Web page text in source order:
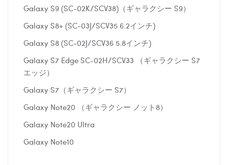
Galaxy S9 (SC-02K/SCV38)（ギャラクシー S9）
Galaxy S8+ (SC-03J/SCV35 6.2インチ)
Galaxy S8 (SC-02J/SCV36 5.8インチ)
Galaxy S7 Edge SC-02H/SCV33 （ギャラクシー S7
エッジ）
Galaxy S7（ギャラクシー S7）
Galaxy Note20 （ギャラクシー ノット8）
Galaxy Note20 Ultra
Galaxy Note10